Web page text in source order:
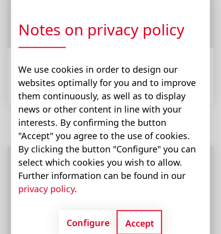
Kommunaltechnik
Notes on privacy policy
We use cookies in order to design our
websites optimally for you and to improve
them continuously, as well as to display
news or other content in line with your
interests. By confirming the button
"Accept" you agree to the use of cookies.
By clicking the button "Configure" you can
select which cookies you wish to allow.
Further information can be found in our
privacy policy.
Configure Accept